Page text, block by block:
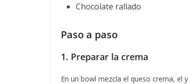
Chocolate rallado
Paso a paso
1. Preparar la crema
En un bowl mezcla el queso crema, el